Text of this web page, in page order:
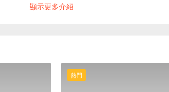
甲、美睫等服務
顯示更多介紹
熱門